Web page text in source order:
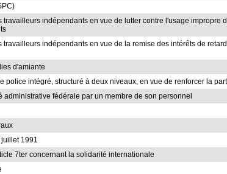
indépendants en vue de lutter contre l'usage impropre
indépendants en vue de la remise des intérêts de
d'amiante
intégré, structuré à deux niveaux, en vue de renforcer la
fédérale par un membre de son personnel
1991
7ter concernant la solidarité internationale